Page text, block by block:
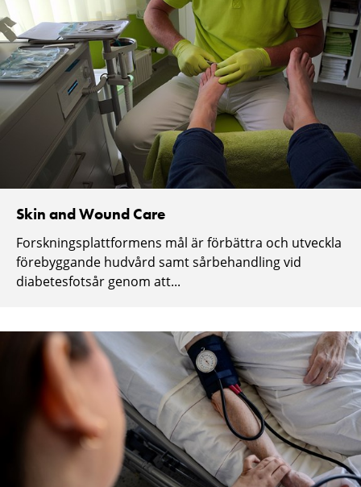
Skin and Wound Care
Forskningsplattformens mål är förbättra och utveckla
förebyggande hudvård samt sårbehandling vid
diabetesfotsår genom att...